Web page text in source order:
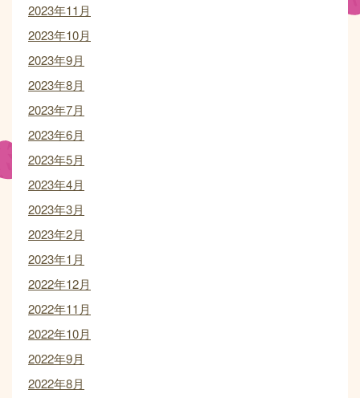
2023年11月
2023年10月
2023年9月
2023年8月
2023年7月
2023年6月
2023年5月
2023年4月
2023年3月
2023年2月
2023年1月
2022年12月
2022年11月
2022年10月
2022年9月
2022年8月